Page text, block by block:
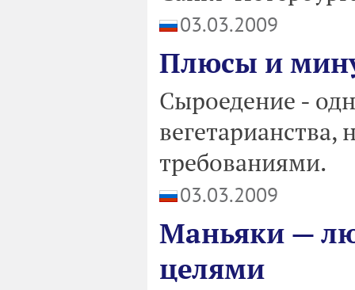
03.03.2009
Плюсы и
Сыроедение -
вегетарианства,
требованиями.
03.03.2009
Маньяки —
целями